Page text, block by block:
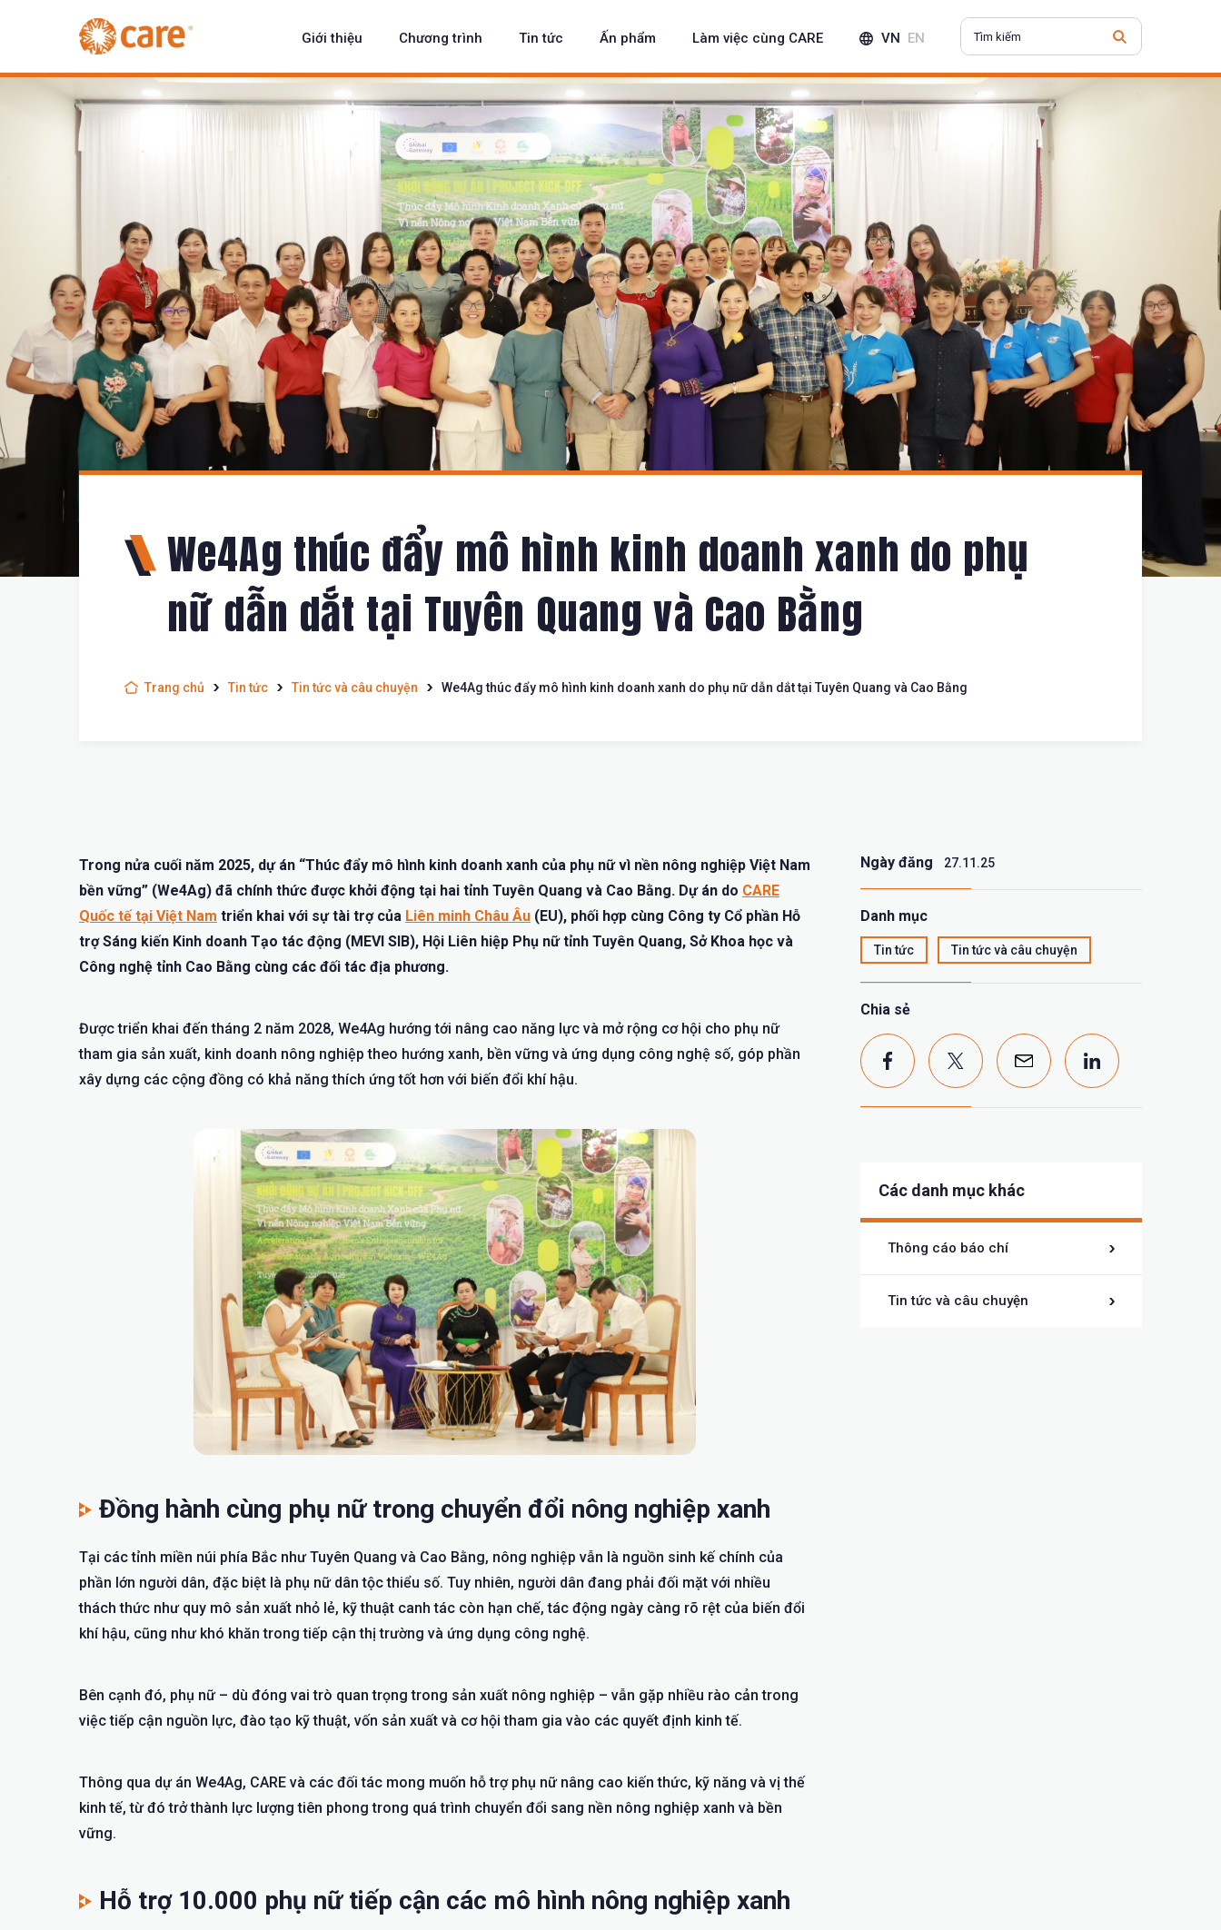
Giới thiệu Chương trình Tin tức Ấn phẩm Làm việc cùng CARE VN EN
We4Ag thúc đẩy mô hình kinh doanh xanh do phụ
nữ dẫn dắt tại Tuyên Quang và Cao Bằng
Trang chủ Tin tức Tin tức và câu chuyện We4Ag thúc đẩy mô hình kinh doanh xanh do phụ nữ dẫn dắt tại Tuyên Quang và Cao Bằng
Trong nửa cuối năm 2025, dự án “Thúc đẩy mô hình kinh doanh xanh của phụ nữ vì nền nông nghiệp Việt Nam
bền vững” (We4Ag) đã chính thức được khởi động tại hai tỉnh Tuyên Quang và Cao Bằng. Dự án do CARE
Quốc tế tại Việt Nam triển khai với sự tài trợ của Liên minh Châu Âu (EU), phối hợp cùng Công ty Cổ phần Hỗ
trợ Sáng kiến Kinh doanh Tạo tác động (MEVI SIB), Hội Liên hiệp Phụ nữ tỉnh Tuyên Quang, Sở Khoa học và
Công nghệ tỉnh Cao Bằng cùng các đối tác địa phương.
Được triển khai đến tháng 2 năm 2028, We4Ag hướng tới nâng cao năng lực và mở rộng cơ hội cho phụ nữ
tham gia sản xuất, kinh doanh nông nghiệp theo hướng xanh, bền vững và ứng dụng công nghệ số, góp phần
xây dựng các cộng đồng có khả năng thích ứng tốt hơn với biến đổi khí hậu.
Đồng hành cùng phụ nữ trong chuyển đổi nông nghiệp xanh
Tại các tỉnh miền núi phía Bắc như Tuyên Quang và Cao Bằng, nông nghiệp vẫn là nguồn sinh kế chính của
phần lớn người dân, đặc biệt là phụ nữ dân tộc thiểu số. Tuy nhiên, người dân đang phải đối mặt với nhiều
thách thức như quy mô sản xuất nhỏ lẻ, kỹ thuật canh tác còn hạn chế, tác động ngày càng rõ rệt của biến đổi
khí hậu, cũng như khó khăn trong tiếp cận thị trường và ứng dụng công nghệ.
Bên cạnh đó, phụ nữ – dù đóng vai trò quan trọng trong sản xuất nông nghiệp – vẫn gặp nhiều rào cản trong
việc tiếp cận nguồn lực, đào tạo kỹ thuật, vốn sản xuất và cơ hội tham gia vào các quyết định kinh tế.
Thông qua dự án We4Ag, CARE và các đối tác mong muốn hỗ trợ phụ nữ nâng cao kiến thức, kỹ năng và vị thế
kinh tế, từ đó trở thành lực lượng tiên phong trong quá trình chuyển đổi sang nền nông nghiệp xanh và bền
vững.
Hỗ trợ 10.000 phụ nữ tiếp cận các mô hình nông nghiệp xanh
Ngày đăng 27.11.25
Danh mục
Tin tức Tin tức và câu chuyện
Chia sẻ
Các danh mục khác
Thông cáo báo chí
Tin tức và câu chuyện